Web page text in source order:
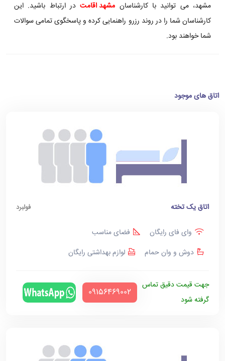
مشهد، می توانید با کارشناسان مشهد اقامتدر ارتباط باشید. این
کارشناسان شما را در روند رزرو راهنمایی کرده و پاسخگوی تمامی سوالات
شما خواهند بود.
اتاق های موجود
اتاق یک تخته فولبرد
وای فای رایگان
فضای مناسب
دوش و وان حمام
لوازم بهداشتی رایگان
جهت قیمت دقیق تماس
گرفته شود
‪09156469002‬